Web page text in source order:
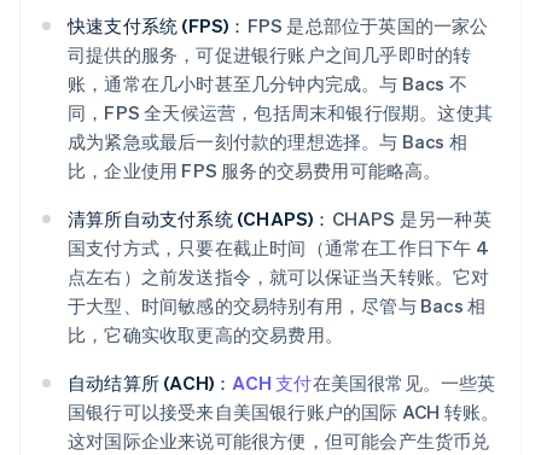
快速支付系统 (FPS)： FPS 是总部位于英国的一家公
司提供的服务，可促进银行账户之间几乎即时的转
账，通常在几小时甚至几分钟内完成。与 Bacs 不
同，FPS 全天候运营，包括周末和银行假期。这使其
成为紧急或最后一刻付款的理想选择。与 Bacs 相
比，企业使用 FPS 服务的交易费用可能略高。
清算所自动支付系统 (CHAPS)： CHAPS 是另一种英
国支付方式，只要在截止时间（通常在工作日下午 4
点左右）之前发送指令，就可以保证当天转账。它对
于大型、时间敏感的交易特别有用，尽管与 Bacs 相
比，它确实收取更高的交易费用。
自动结算所 (ACH)：ACH 支付在美国很常见。一些英
国银行可以接受来自美国银行账户的国际 ACH 转账。
这对国际企业来说可能很方便，但可能会产生货币兑
阿联酋
English
爱尔兰
English
爱沙尼亚
English
奥地利
Deutsch English
澳大利亚
English